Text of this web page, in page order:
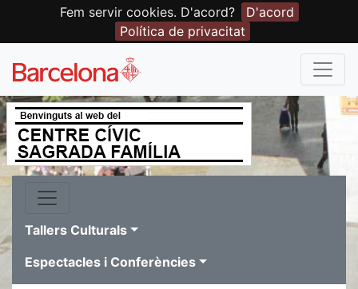
Fem servir cookies. D'acord?
D'acord
Política de privacitat
Tallers Culturals
Espectacles i Conferències